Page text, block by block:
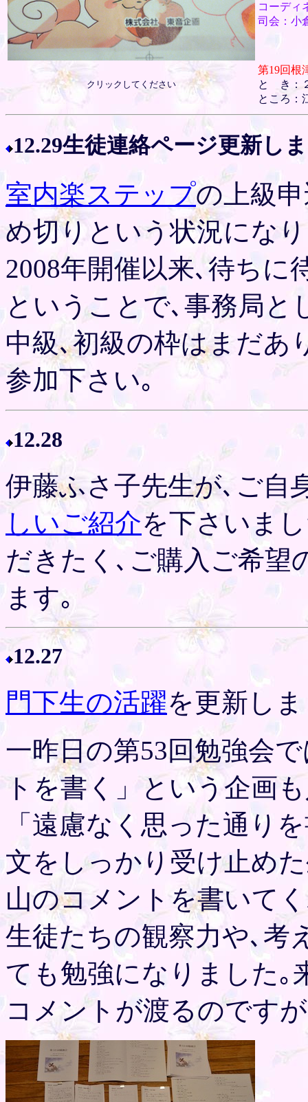
コーディ
司会：小
クリックしてください
第19回根
と き：
ところ：
12.29生徒連絡ページ更新し
室内楽ステップの上級
め切りという状況にな
2008年開催以来､待ち
ということで､事務局と
中級､初級の枠はまだあ
参加下さい｡
12.28
伊藤ふさ子先生が､ご自
しいご紹介を下さいま
だきたく､ご購入ご希望
ます｡
12.27
門下生の活躍を更新し
一昨日の第53回勉強会
トを書く」という企画
「遠慮なく思った通り
文をしっかり受け止め
山のコメントを書いて
生徒たちの観察力や､考
ても勉強になりました｡
コメントが渡るのです